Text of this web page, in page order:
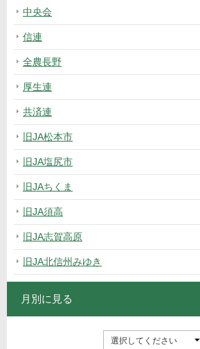
中央会
信連
全農長野
厚生連
共済連
旧JA松本市
旧JA塩尻市
旧JAちくま
旧JA須高
旧JA志賀高原
旧JA北信州みゆき
月別に見る